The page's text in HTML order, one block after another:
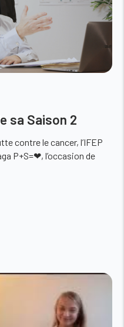
sa Saison 2
contre le cancer, l’IFEP
P+S=❤, l’occasion de